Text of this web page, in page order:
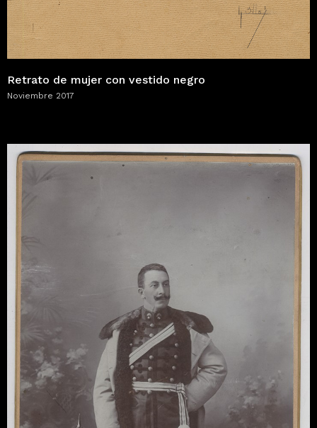
Retrato de mujer con vestido negro
Noviembre 2017